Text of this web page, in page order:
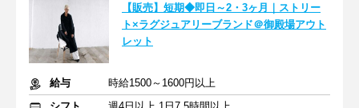
【販売】短期◆即日～2・3ヶ月｜ストリー
ト×ラグジュアリーブランド＠御殿場アウト
レット
給与
時給1500～1600円以上